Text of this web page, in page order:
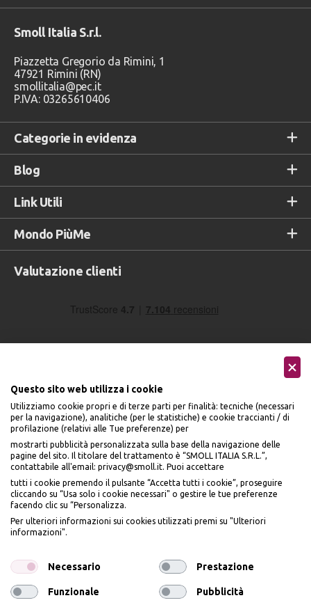
Categorie in evidenza
Blog
Link Utili
Mondo PiùMe
Smoll Italia S.r.l.
Piazzetta Gregorio da Rimini, 1
47921 Rimini (RN)
smollitalia@pec.it
P.IVA: 03265610406
Valutazione clienti
Accettiamo
Seguici sui social
Privacy Policy Cookie Policy
Questo sito web utilizza i cookie
Utilizziamo cookie propri e di terze parti per finalità: tecniche (necessari
per la navigazione), analitiche (per le statistiche) e cookie traccianti / di
profilazione (relativi alle Tue preferenze) per
mostrarti pubblicità personalizzata sulla base della navigazione delle
pagine del sito. Il titolare del trattamento è “SMOLL ITALIA S.R.L.”,
contattabile all'email: privacy@smoll.it. Puoi accettare
tutti i cookie premendo il pulsante “Accetta tutti i cookie”, proseguire
cliccando su “Usa solo i cookie necessari" o gestire le tue preferenze
facendo clic su “Personalizza.
Per ulteriori informazioni sui cookies utilizzati premi su "Ulteriori
informazioni".
Necessario Prestazione
Funzionale Pubblicità
BENVENUTO DA
PIÙME
IL10% DI SCONTO